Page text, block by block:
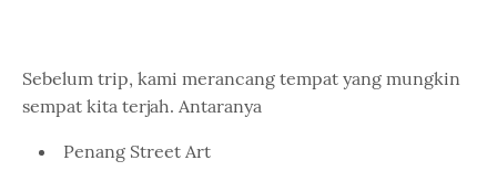
Sebelum trip, kami merancang tempat yang mungkin
sempat kita terjah. Antaranya
Penang Street Art